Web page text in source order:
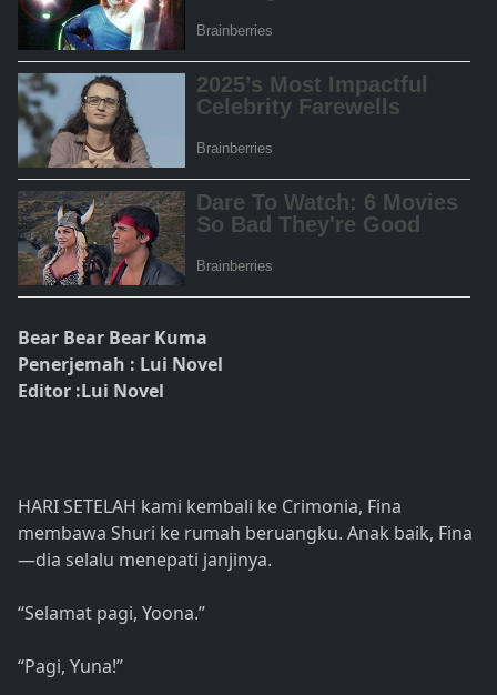
Bear Bear Bear Kuma
Penerjemah : Lui Novel
Editor :Lui Novel
HARI SETELAH kami kembali ke Crimonia, Fina
membawa Shuri ke rumah beruangku. Anak baik, Fina
—dia selalu menepati janjinya.
“Selamat pagi, Yoona.”
“Pagi, Yuna!”